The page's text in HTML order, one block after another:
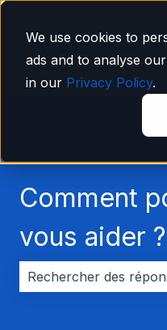
We use cookies to
ads and to analyse
in our Privacy Policy.
Comment
vous aider ?